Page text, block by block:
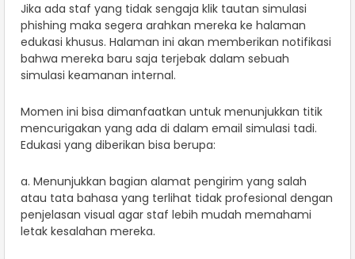
Jika ada staf yang tidak sengaja klik tautan simulasi
phishing maka segera arahkan mereka ke halaman
edukasi khusus. Halaman ini akan memberikan notifikasi
bahwa mereka baru saja terjebak dalam sebuah
simulasi keamanan internal.
Momen ini bisa dimanfaatkan untuk menunjukkan titik
mencurigakan yang ada di dalam email simulasi tadi.
Edukasi yang diberikan bisa berupa:
a. Menunjukkan bagian alamat pengirim yang salah
atau tata bahasa yang terlihat tidak profesional dengan
penjelasan visual agar staf lebih mudah memahami
letak kesalahan mereka.